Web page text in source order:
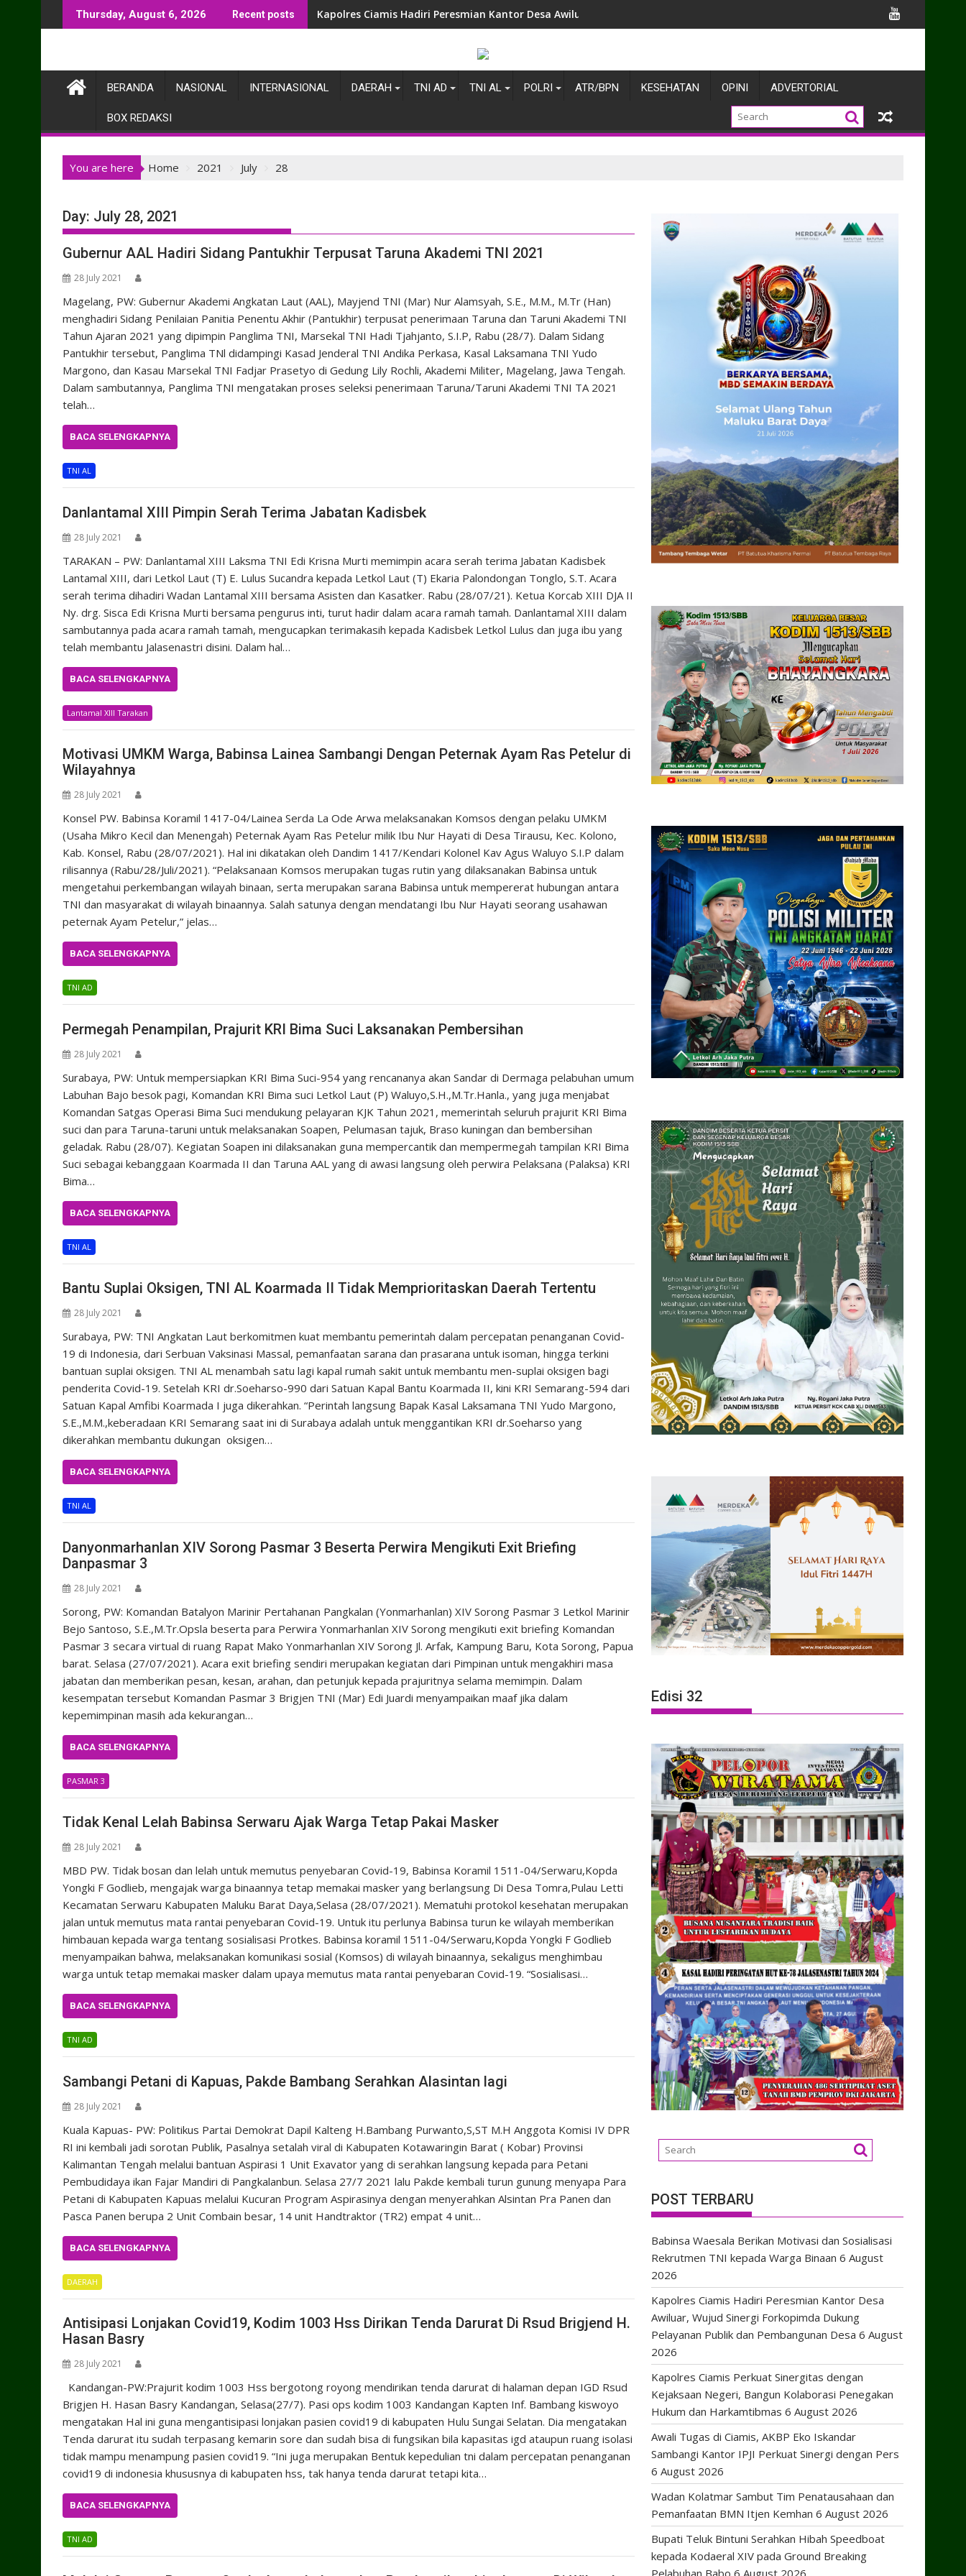
to
Thursday, August 6, 2026 Recent posts Kapolres Ciamis Hadiri Peresmian Kantor Desa Awiluar, Wujud Sinergi Forkopimda Dukung Pelayanan Publik dan Pembangunan
BERANDA NASIONAL INTERNASIONAL DAERAH TNI AD TNI AL POLRI ATR/BPN KESEHATAN OPINI ADVERTORIAL
BOX REDAKSI
You are here Home 2021 July 28
Day: July 28, 2021
Gubernur AAL Hadiri Sidang Pantukhir Terpusat Taruna Akademi TNI 2021
28 July 2021
Magelang, PW: Gubernur Akademi Angkatan Laut (AAL), Mayjend TNI (Mar) Nur Alamsyah, S.E., M.M., M.Tr (Han)
menghadiri Sidang Penilaian Panitia Penentu Akhir (Pantukhir) terpusat penerimaan Taruna dan Taruni Akademi TNI
Tahun Ajaran 2021 yang dipimpin Panglima TNI, Marsekal TNI Hadi Tjahjanto, S.I.P, Rabu (28/7). Dalam Sidang
Pantukhir tersebut, Panglima TNl didampingi Kasad Jenderal TNI Andika Perkasa, Kasal Laksamana TNI Yudo
Margono, dan Kasau Marsekal TNI Fadjar Prasetyo di Gedung Lily Rochli, Akademi Militer, Magelang, Jawa Tengah.
Dalam sambutannya, Panglima TNI mengatakan proses seleksi penerimaan Taruna/Taruni Akademi TNI TA 2021
telah…
BACA SELENGKAPNYA
TNI AL
Danlantamal XIII Pimpin Serah Terima Jabatan Kadisbek
28 July 2021
TARAKAN – PW: Danlantamal XIII Laksma TNI Edi Krisna Murti memimpin acara serah terima Jabatan Kadisbek
Lantamal XIII, dari Letkol Laut (T) E. Lulus Sucandra kepada Letkol Laut (T) Ekaria Palondongan Tonglo, S.T. Acara
serah terima dihadiri Wadan Lantamal XIII bersama Asisten dan Kasatker. Rabu (28/07/21). Ketua Korcab XIII DJA II
Ny. drg. Sisca Edi Krisna Murti bersama pengurus inti, turut hadir dalam acara ramah tamah. Danlantamal XIII dalam
sambutannya pada acara ramah tamah, mengucapkan terimakasih kepada Kadisbek Letkol Lulus dan juga ibu yang
telah membantu Jalasenastri disini. Dalam hal…
BACA SELENGKAPNYA
Lantamal XIII Tarakan
Motivasi UMKM Warga, Babinsa Lainea Sambangi Dengan Peternak Ayam Ras Petelur di
Wilayahnya
28 July 2021
Konsel PW. Babinsa Koramil 1417-04/Lainea Serda La Ode Arwa melaksanakan Komsos dengan pelaku UMKM
(Usaha Mikro Kecil dan Menengah) Peternak Ayam Ras Petelur milik Ibu Nur Hayati di Desa Tirausu, Kec. Kolono,
Kab. Konsel, Rabu (28/07/2021). Hal ini dikatakan oleh Dandim 1417/Kendari Kolonel Kav Agus Waluyo S.I.P dalam
rilisannya (Rabu/28/Juli/2021). “Pelaksanaan Komsos merupakan tugas rutin yang dilaksanakan Babinsa untuk
mengetahui perkembangan wilayah binaan, serta merupakan sarana Babinsa untuk mempererat hubungan antara
TNI dan masyarakat di wilayah binaannya. Salah satunya dengan mendatangi Ibu Nur Hayati seorang usahawan
peternak Ayam Petelur,” jelas…
BACA SELENGKAPNYA
TNI AD
Permegah Penampilan, Prajurit KRI Bima Suci Laksanakan Pembersihan
28 July 2021
Surabaya, PW: Untuk mempersiapkan KRI Bima Suci-954 yang rencananya akan Sandar di Dermaga pelabuhan umum
Labuhan Bajo besok pagi, Komandan KRI Bima suci Letkol Laut (P) Waluyo,S.H.,M.Tr.Hanla., yang juga menjabat
Komandan Satgas Operasi Bima Suci mendukung pelayaran KJK Tahun 2021, memerintah seluruh prajurit KRI Bima
suci dan para Taruna-taruni untuk melaksanakan Soapen, Pelumasan tajuk, Braso kuningan dan bembersihan
geladak. Rabu (28/07). Kegiatan Soapen ini dilaksanakan guna mempercantik dan mempermegah tampilan KRI Bima
Suci sebagai kebanggaan Koarmada II dan Taruna AAL yang di awasi langsung oleh perwira Pelaksana (Palaksa) KRI
Bima…
BACA SELENGKAPNYA
TNI AL
Bantu Suplai Oksigen, TNI AL Koarmada II Tidak Memprioritaskan Daerah Tertentu
28 July 2021
Surabaya, PW: TNI Angkatan Laut berkomitmen kuat membantu pemerintah dalam percepatan penanganan Covid-
19 di Indonesia, dari Serbuan Vaksinasi Massal, pemanfaatan sarana dan prasarana untuk isoman, hingga terkini
bantuan suplai oksigen. TNI AL menambah satu lagi kapal rumah sakit untuk membantu men-suplai oksigen bagi
penderita Covid-19. Setelah KRI dr.Soeharso-990 dari Satuan Kapal Bantu Koarmada II, kini KRI Semarang-594 dari
Satuan Kapal Amfibi Koarmada I juga dikerahkan. “Perintah langsung Bapak Kasal Laksamana TNI Yudo Margono,
S.E.,M.M.,keberadaan KRI Semarang saat ini di Surabaya adalah untuk menggantikan KRI dr.Soeharso yang
dikerahkan membantu dukungan oksigen…
BACA SELENGKAPNYA
TNI AL
Danyonmarhanlan XIV Sorong Pasmar 3 Beserta Perwira Mengikuti Exit Briefing
Danpasmar 3
28 July 2021
Sorong, PW: Komandan Batalyon Marinir Pertahanan Pangkalan (Yonmarhanlan) XIV Sorong Pasmar 3 Letkol Marinir
Bejo Santoso, S.E.,M.Tr.Opsla beserta para Perwira Yonmarhanlan XIV Sorong mengikuti exit briefing Komandan
Pasmar 3 secara virtual di ruang Rapat Mako Yonmarhanlan XIV Sorong Jl. Arfak, Kampung Baru, Kota Sorong, Papua
barat. Selasa (27/07/2021). Acara exit briefing sendiri merupakan kegiatan dari Pimpinan untuk mengakhiri masa
jabatan dan memberikan pesan, kesan, arahan, dan petunjuk kepada prajuritnya selama memimpin. Dalam
kesempatan tersebut Komandan Pasmar 3 Brigjen TNI (Mar) Edi Juardi menyampaikan maaf jika dalam
kepemimpinan masih ada kekurangan…
BACA SELENGKAPNYA
PASMAR 3
Tidak Kenal Lelah Babinsa Serwaru Ajak Warga Tetap Pakai Masker
28 July 2021
MBD PW. Tidak bosan dan lelah untuk memutus penyebaran Covid-19, Babinsa Koramil 1511-04/Serwaru,Kopda
Yongki F Godlieb, mengajak warga binaannya tetap memakai masker yang berlangsung Di Desa Tomra,Pulau Letti
Kecamatan Serwaru Kabupaten Maluku Barat Daya,Selasa (28/07/2021). Mematuhi protokol kesehatan merupakan
jalan untuk memutus mata rantai penyebaran Covid-19. Untuk itu perlunya Babinsa turun ke wilayah memberikan
himbauan kepada warga tentang sosialisasi Protkes. Babinsa koramil 1511-04/Serwaru,Kopda Yongki F Godlieb
menyampaikan bahwa, melaksanakan komunikasi sosial (Komsos) di wilayah binaannya, sekaligus menghimbau
warga untuk tetap memakai masker dalam upaya memutus mata rantai penyebaran Covid-19. “Sosialisasi…
BACA SELENGKAPNYA
TNI AD
Sambangi Petani di Kapuas, Pakde Bambang Serahkan Alasintan lagi
28 July 2021
Kuala Kapuas- PW: Politikus Partai Demokrat Dapil Kalteng H.Bambang Purwanto,S,ST M.H Anggota Komisi IV DPR
RI ini kembali jadi sorotan Publik, Pasalnya setalah viral di Kabupaten Kotawaringin Barat ( Kobar) Provinsi
Kalimantan Tengah melalui bantuan Aspirasi 1 Unit Exavator yang di serahkan langsung kepada para Petani
Pembudidaya ikan Fajar Mandiri di Pangkalanbun. Selasa 27/7 2021 lalu Pakde kembali turun gunung menyapa Para
Petani di Kabupaten Kapuas melalui Kucuran Program Aspirasinya dengan menyerahkan Alsintan Pra Panen dan
Pasca Panen berupa 2 Unit Combain besar, 14 unit Handtraktor (TR2) empat 4 unit…
BACA SELENGKAPNYA
DAERAH
Antisipasi Lonjakan Covid19, Kodim 1003 Hss Dirikan Tenda Darurat Di Rsud Brigjend H.
Hasan Basry
28 July 2021
Kandangan-PW:Prajurit kodim 1003 Hss bergotong royong mendirikan tenda darurat di halaman depan IGD Rsud
Brigjen H. Hasan Basry Kandangan, Selasa(27/7). Pasi ops kodim 1003 Kandangan Kapten Inf. Bambang kiswoyo
mengatakan Hal ini guna mengantisipasi lonjakan pasien covid19 di kabupaten Hulu Sungai Selatan. Dia mengatakan
Tenda darurat itu sudah terpasang kemarin sore dan sudah bisa di fungsikan bila kapasitas igd ataupun ruang isolasi
tidak mampu menampung pasien covid19. “Ini juga merupakan Bentuk kepedulian tni dalam percepatan penanganan
covid19 di indonesia khususnya di kabupaten hss, tak hanya tenda darurat tetapi kita…
BACA SELENGKAPNYA
TNI AD
Edisi 32
POST TERBARU
Babinsa Waesala Berikan Motivasi dan Sosialisasi
Rekrutmen TNI kepada Warga Binaan 6 August
2026
Kapolres Ciamis Hadiri Peresmian Kantor Desa
Awiluar, Wujud Sinergi Forkopimda Dukung
Pelayanan Publik dan Pembangunan Desa 6 August
2026
Kapolres Ciamis Perkuat Sinergitas dengan
Kejaksaan Negeri, Bangun Kolaborasi Penegakan
Hukum dan Harkamtibmas 6 August 2026
Awali Tugas di Ciamis, AKBP Eko Iskandar
Sambangi Kantor IPJI Perkuat Sinergi dengan Pers
6 August 2026
Wadan Kolatmar Sambut Tim Penatausahaan dan
Pemanfaatan BMN Itjen Kemhan 6 August 2026
Bupati Teluk Bintuni Serahkan Hibah Speedboat
kepada Kodaeral XIV pada Ground Breaking
Pelabuhan Babo 6 August 2026